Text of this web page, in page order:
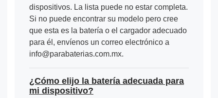
dispositivos. La lista puede no estar completa.
Si no puede encontrar su modelo pero cree
que esta es la batería o el cargador adecuado
para él, envíenos un correo electrónico a
info@parabaterias.com.mx.
¿Cómo elijo la batería adecuada para
mi dispositivo?